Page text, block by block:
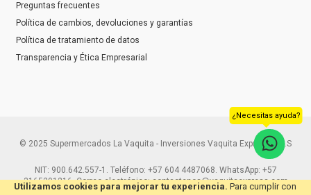
Utilizamos cookies para mejorar tu experiencia. Para cumplir con
Preguntas frecuentes
Política de cambios, devoluciones y garantías
Política de tratamiento de datos
Transparencia y Ética Empresarial
© 2025 Supermercados La Vaquita - Inversiones Vaquita Express S.A.S
NIT: 900.642.557-1. Teléfono: +57 604 4487068. WhatsApp: +57
3165291216. Correo electrónico: contactenos@vaquitaexpress.com
¿Necesitas ayuda?